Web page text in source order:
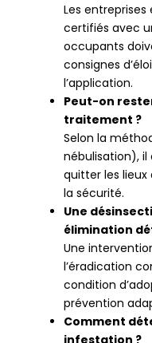
Les
certifiés avec
occupants
consignes
l’application.
Peut-on
traitement ?
Selon la
nébulisation), il
quitter les lieux
la sécurité.
Une
élimination
Une
l’éradication
condition
prévention
Comment
infestation ?